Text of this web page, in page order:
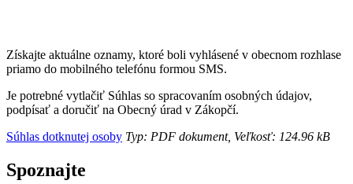
Získajte aktuálne oznamy, ktoré boli vyhlásené v obecnom rozhlase
priamo do mobilného telefónu formou SMS.
Je potrebné vytlačiť Súhlas so spracovaním osobných údajov,
podpísať a doručiť na Obecný úrad v Zákopčí.
Súhlas dotknutej osoby Typ: PDF dokument, Veľkosť: 124.96 kB
Spoznajte